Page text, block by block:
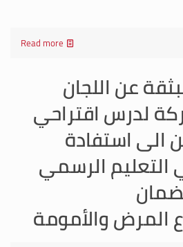
Read more
عن اللجان
لدرس اقتراحي
الى استفادة
التعليم الرسمي
المرض والأمومة